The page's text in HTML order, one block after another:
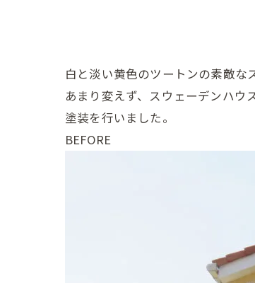
白と淡い黄色のツートンの素敵
あまり変えず、スウェーデンハウ
塗装を行いました。
BEFORE